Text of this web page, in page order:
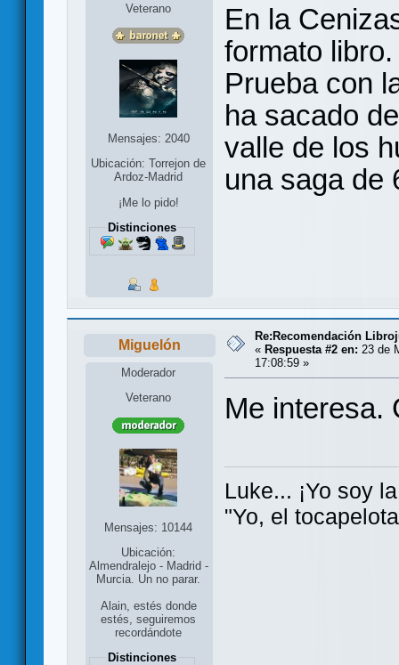
Veterano
Mensajes: 2040
Ubicación: Torrejon de
Ardoz-Madrid
¡Me lo pido!
Distinciones
En la
formato libro.
Prueba con
ha sacado
valle de los
una saga de
Miguelón
Moderador
Veterano
Mensajes: 10144
Ubicación:
Almendralejo - Madrid -
Murcia. Un no parar.
Alain, estés donde
estés, seguiremos
recordándote
Distinciones
Re:Recomendación
« Respuesta #2 en: 23 de
17:08:59 »
Me
Luke... ¡Yo soy
"Yo, el